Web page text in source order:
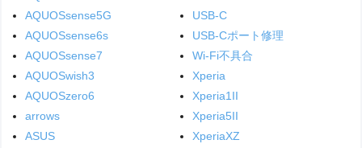
AQUOSsense5G
AQUOSsense6s
AQUOSsense7
AQUOSwish3
AQUOSzero6
arrows
ASUS
USB-C
USB-Cポート修理
Wi-Fi不具合
Xperia
Xperia1II
Xperia5II
XperiaXZ